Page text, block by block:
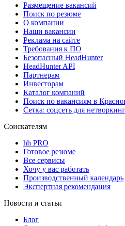
Размещение вакансий
Поиск по резюме
О компании
Наши вакансии
Реклама на сайте
Требования к ПО
Безопасный HeadHunter
HeadHunter API
Партнерам
Инвесторам
Каталог компаний
Поиск по вакансиям в
Сетка: соцсеть для
Соискателям
hh PRO
Готовое резюме
Все сервисы
Хочу у вас работать
Производственный календарь
Экспертная рекомендация
Новости и статьи
Блог